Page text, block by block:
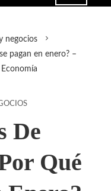
negocios
pagan en enero? –
Economía
De
Qué